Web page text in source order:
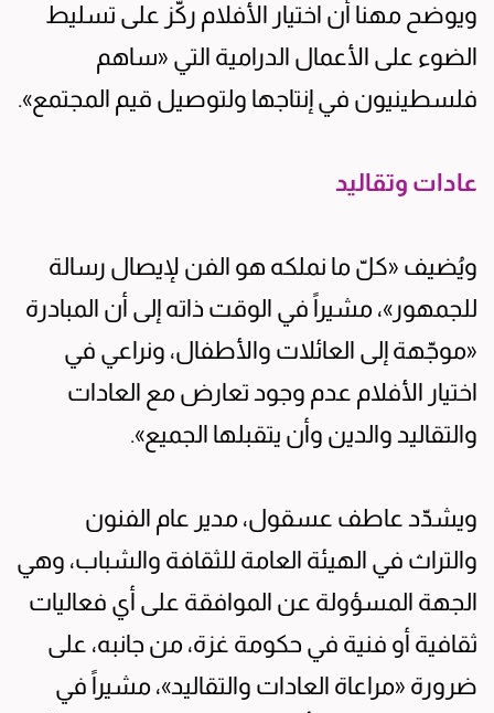
ويوضح مهنا أن اختيار الأفلام ركّز على تسليط
الضوء على الأعمال الدرامية التي «ساهم
فلسطينيون في إنتاجها ولتوصيل قيم المجتمع».
عادات وتقاليد
ويُضيف «كلّ ما نملكه هو الفن لإيصال رسالة
للجمهور»، مشيراً في الوقت ذاته إلى أن المبادرة
«موجّهة إلى العائلات والأطفال، ونراعي في
اختيار الأفلام عدم وجود تعارض مع العادات
والتقاليد والدين وأن يتقبلها الجميع».
ويشدّد عاطف عسقول، مدير عام الفنون
والتراث في الهيئة العامة للثقافة والشباب، وهي
الجهة المسؤولة عن الموافقة على أي فعاليات
ثقافية أو فنية في حكومة غزة، من جانبه، على
ضرورة «مراعاة العادات والتقاليد»، مشيراً في